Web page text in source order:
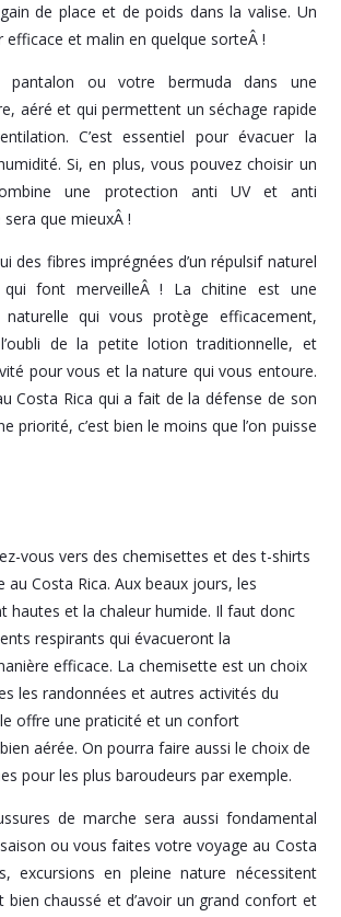
de place et de poids dans la valise. Un
efficace et malin en quelque sorteÂ !
pantalon ou votre bermuda dans une
aéré et qui permettent un séchage rapide
C’est essentiel pour évacuer la
Si, en plus, vous pouvez choisir un
une protection anti UV et anti
que mieuxÂ !
des fibres imprégnées d’un répulsif naturel
qui font merveilleÂ ! La chitine est une
naturelle qui vous protège efficacement,
de la petite lotion traditionnelle, et
pour vous et la nature qui vous entoure.
Costa Rica qui a fait de la défense de son
priorité, c’est bien le moins que l’on puisse
vous vers des chemisettes et des t-shirts
Costa Rica. Aux beaux jours, les
hautes et la chaleur humide. Il faut donc
respirants qui évacueront la
efficace. La chemisette est un choix
les randonnées et autres activités du
offre une praticité et un confort
aérée. On pourra faire aussi le choix de
pour les plus baroudeurs par exemple.
de marche sera aussi fondamental
ou vous faites votre voyage au Costa
excursions en pleine nature nécessitent
bien chaussé et d’avoir un grand confort et